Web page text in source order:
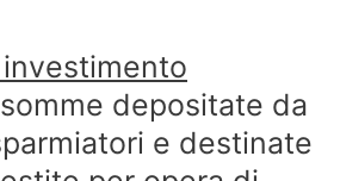
depositate da
e destinate